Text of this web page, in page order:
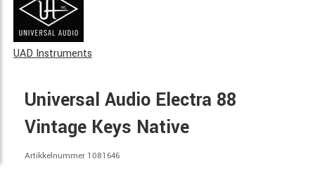
UAD Instruments
Universal Audio Electra 88
Vintage Keys Native
Artikkelnummer 1081646